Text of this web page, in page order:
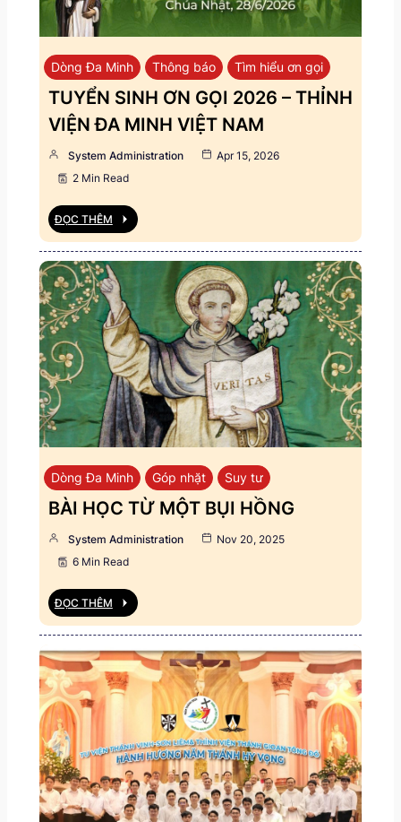
Dòng Đa Minh Thông báo Tìm hiểu ơn gọi
TUYỂN SINH ƠN GỌI 2026 – THỈNH
VIỆN ĐA MINH VIỆT NAM
System Administration
Apr 15, 2026
2 Min Read
ĐỌC THÊM
Dòng Đa Minh Góp nhặt Suy tư
BÀI HỌC TỪ MỘT BỤI HỒNG
System Administration
Nov 20, 2025
6 Min Read
ĐỌC THÊM